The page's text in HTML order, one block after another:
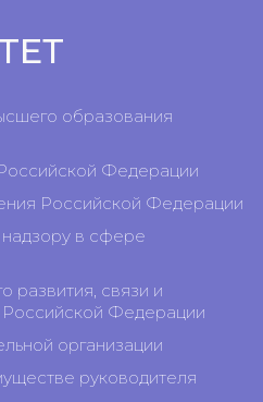
образования
Федерации
Российской Федерации
в сфере
развития, связи и
Федерации
организации
руководителя